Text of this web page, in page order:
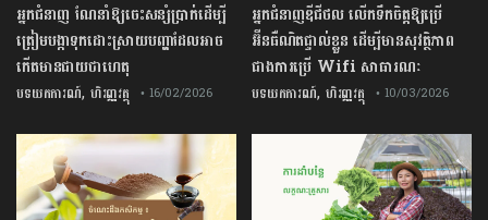
អ្នកជំនាញឌីជីថល លើកទឹកចិត្តឱ្យប្រើ
អ៊ីនធឺណិតផ្ទាល់ខ្លួន ដើម្បីមានសុវត្ថិភាព
ជាងការប្រើ Wifi​ សាធារណៈ
បទយកការណ៍, ហិរញ្ញវត្ថុ • 10/03/2026
អ្នកជំនាញ ណែនាំឱ្យចេះសន្សំប្រាក់ដើម្បី
ត្រៀមបង្កាទុកដោះស្រាយបញ្ហាដែលអាច
កើតមានជាយថាហេតុ
បទយកការណ៍, ហិរញ្ញវត្ថុ • 16/02/2026